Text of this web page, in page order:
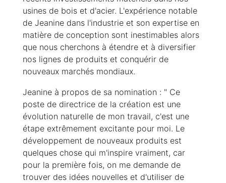
usines de bois et d'acier. L'expérience notable
de Jeanine dans l'industrie et son expertise en
matière de conception sont inestimables alors
que nous cherchons à étendre et à diversifier
nos lignes de produits et conquérir de
nouveaux marchés mondiaux.
Jeanine à propos de sa nomination : " Ce
poste de directrice de la création est une
évolution naturelle de mon travail, c'est une
étape extrêmement excitante pour moi. Le
développement de nouveaux produits est
quelques chose qui m'inspire vraiment, car
pour la première fois, on me demande de
trouver des idées nouvelles et d'utiliser de